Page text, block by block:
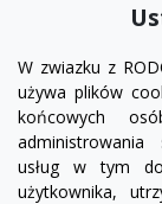
W zwiazku z
używa plików
końcowych
usług w tym
użytkownika,